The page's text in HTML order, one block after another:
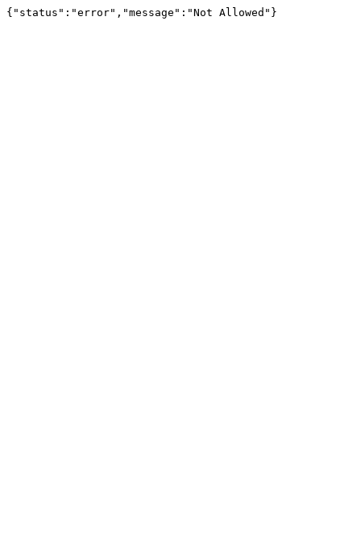
{"status":"error","message":"Not Allowed"}